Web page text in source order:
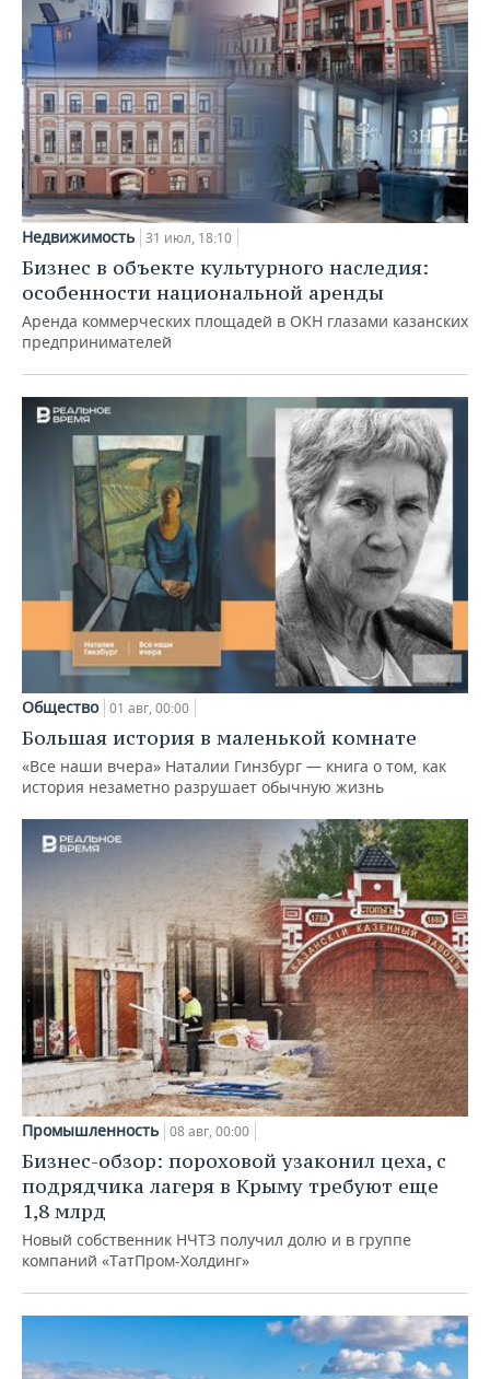
Недвижимость 31 июл, 18:10
Бизнес в объекте культурного наследия:
особенности национальной аренды
Аренда коммерческих площадей в ОКН глазами казанских
предпринимателей
Общество 01 авг, 00:00
Большая история в маленькой комнате
«Все наши вчера» Наталии Гинзбург — книга о том, как
история незаметно разрушает обычную жизнь
Промышленность 08 авг, 00:00
Бизнес-обзор: пороховой узаконил цеха, с
подрядчика лагеря в Крыму требуют еще
1,8 млрд
Новый собственник НЧТЗ получил долю и в группе
компаний «ТатПром-Холдинг»